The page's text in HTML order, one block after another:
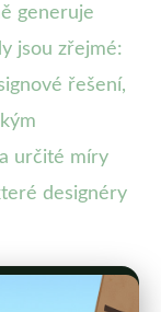
generuje
jsou zřejmé:
řešení,
určité míry
designéry